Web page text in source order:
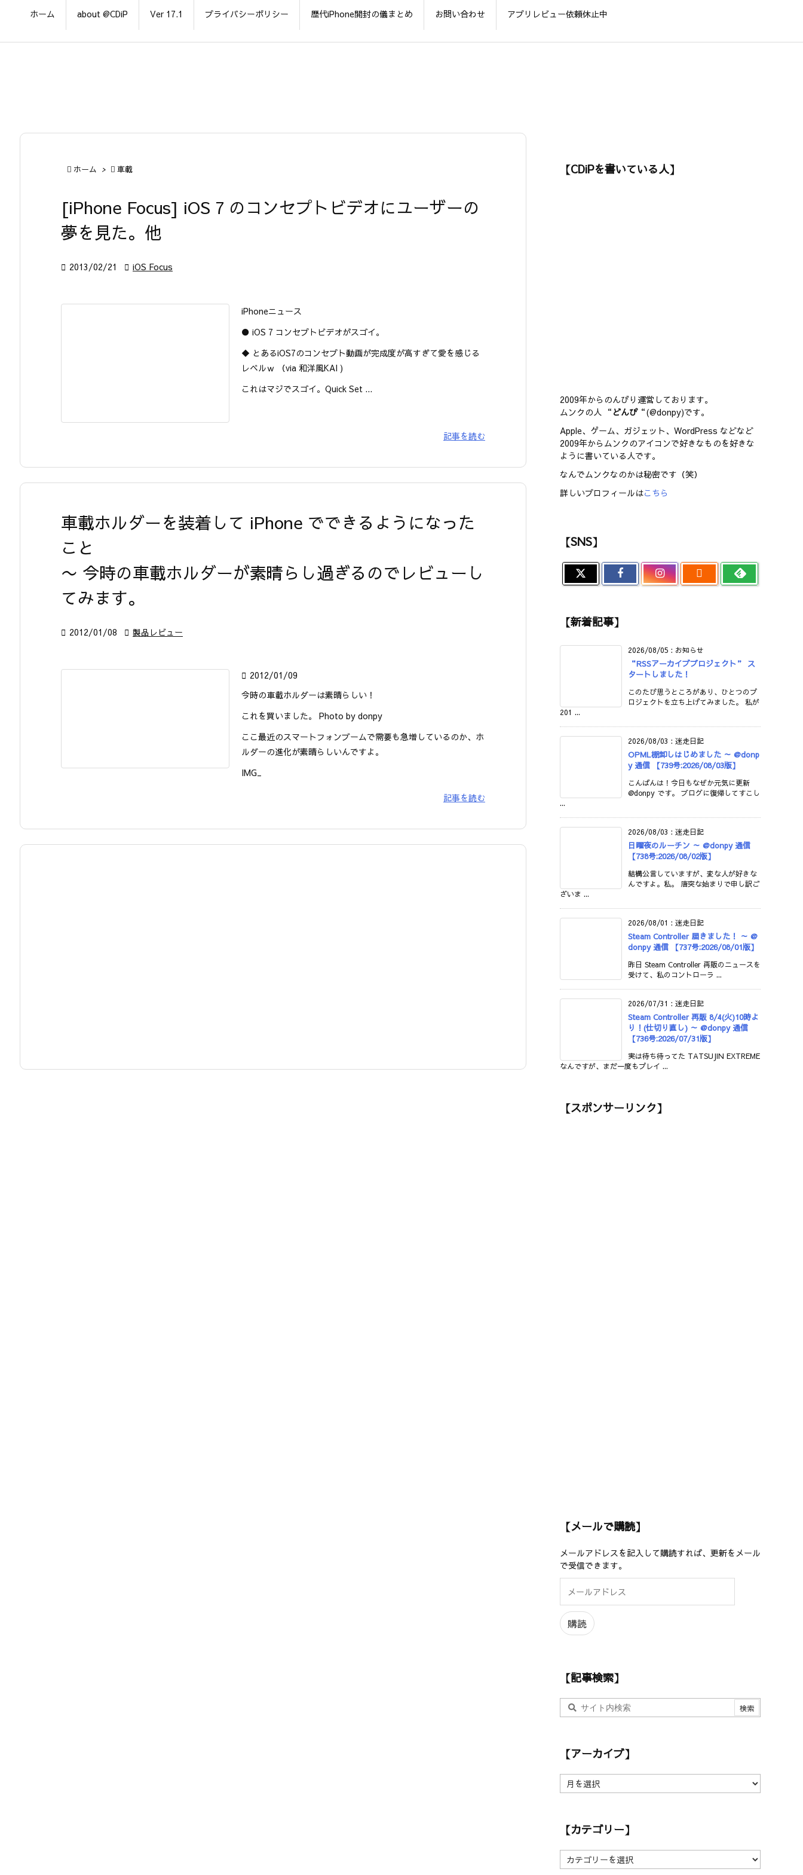
ホーム about @CDiP Ver 17.1 プライバシーポリシー 歴代iPhone開封の儀まとめ お問い合わせ アプリレビュー依頼休止中
 ホーム >  車載
[iPhone Focus] iOS 7 のコンセプトビデオにユーザーの
夢を見た。他
 2013/02/21  iOS Focus
iPhoneニュース
● iOS 7 コンセプトビデオがスゴイ。
◆ とあるiOS7のコンセプト動画が完成度が高すぎて愛を感じる
レベルｗ （via 和洋風KAI )
これはマジでスゴイ。Quick Set ...
記事を読む
車載ホルダーを装着して iPhone でできるようになった
こと
〜 今時の車載ホルダーが素晴らし過ぎるのでレビューし
てみます。
 2012/01/08  製品レビュー
 2012/01/09
今時の車載ホルダーは素晴らしい！
これを買いました。 Photo by donpy
ここ最近のスマートフォンブームで需要も急増しているのか、ホ
ルダーの進化が素晴らしいんですよ。
IMG_
記事を読む
【CDiPを書いている人】
2009年からのんびり運営しております。
ムンクの人 “ どんぴ“(@donpy)です。
Apple、ゲーム、ガジェット、WordPress などなど
2009年からムンクのアイコンで好きなものを好きな
ように書いている人です。
なんでムンクなのかは秘密です（笑）
詳しいプロフィールはこちら
【SNS】

【新着記事】
2026/08/05 : お知らせ
“RSSアーカイブプロジェクト” ス
タートしました！
このたび思うところがあり、ひとつのプ
ロジェクトを立ち上げてみました。 私が
201 ...
2026/08/03 : 迷走日記
OPML棚卸しはじめました ～ @donp
y 通信 【739号:2026/08/03版】
こんばんは！今日もなぜか元気に更新
@donpy です。 ブログに復帰してすこし
...
2026/08/03 : 迷走日記
日曜夜のルーチン ～ @donpy 通信
【738号:2026/08/02版】
結構公言していますが、変な人が好きな
んですよ。私。 唐突な始まりで申し訳ご
ざいま ...
2026/08/01 : 迷走日記
Steam Controller 届きました！ ～ @
donpy 通信 【737号:2026/08/01版】
昨日 Steam Controller 再販のニュースを
受けて、私のコントローラ ...
2026/07/31 : 迷走日記
Steam Controller 再販 8/4(火)10時よ
り！(仕切り直し) ～ @donpy 通信
【736号:2026/07/31版】
実は待ち待ってた TATSUJIN EXTREME
なんですが、まだ一度もプレイ ...
【スポンサーリンク】
【メールで購読】
メールアドレスを記入して購読すれば、更新をメール
で受信できます。
ル
ア
ド
購読
【記事検索】
【アーカイブ】
ア
イ
】
【カテゴリー】
【
カ